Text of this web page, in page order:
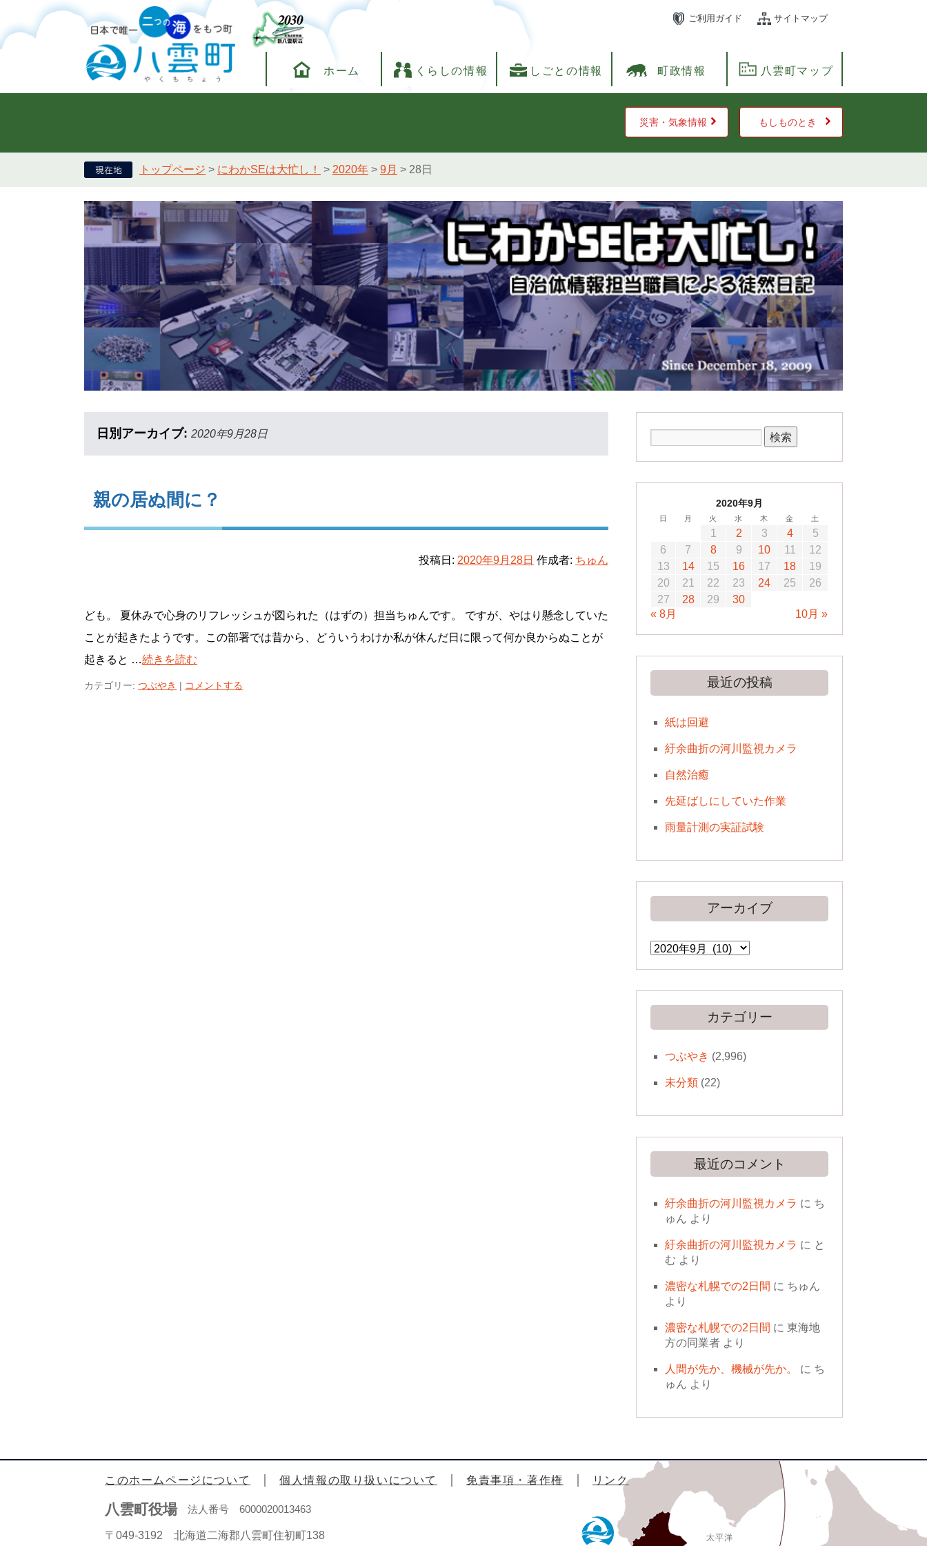
ご利用ガイド サイトマップ
ホーム くらしの情報 しごとの情報 町政情報 八雲町マップ
災害・気象情報 もしものとき
トップページ > にわかSEは大忙し！ > 2020年 > 9月 > 28日
日別アーカイブ: 2020年9月28日
親の居ぬ間に？
投稿日: 2020年9月28日 作成者: ちゅん
ども。 夏休みで心身のリフレッシュが図られた（はずの）担当ちゅんです。 ですが、やはり懸念していた
ことが起きたようです。この部署では昔から、どういうわけか私が休んだ日に限って何か良からぬことが
起きると …続きを読む
カテゴリー: つぶやき | コメントする
2020年9月
日 月 火 水 木 金 土
1 2 3 4
5
6
7 8 9 10 11
12
13
14 15 16 17 18
19
20
21 22 23 24 25
26
27
28 29
30
« 8月
10月 »
最近の投稿
紙は回避
紆余曲折の河川監視カメラ
自然治癒
先延ばしにしていた作業
雨量計測の実証試験
アーカイブ
ア
ー
カ
カテゴリー
つぶやき (2,996)
未分類(22)
最近のコメント
紆余曲折の河川監視カメラ に ち
ゅん より
紆余曲折の河川監視カメラ に と
む より
濃密な札幌での2日間 に ちゅん
より
濃密な札幌での2日間 に 東海地
方の同業者より
人間が先か、機械が先か。 に ち
ゅん より
このホームページについて 個人情報の取り扱いについて 免責事項・著作権 リンク
八雲町役場法人番号 6000020013463
〒049-3192 北海道二海郡八雲町住初町138